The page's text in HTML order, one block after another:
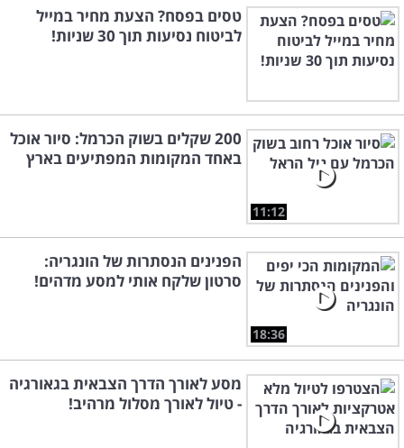
טסים בפסח? הצעת מחיר במייל
לביטוח נסיעות תוך 30 שניות!
11:12
200 שקלים בשוק הכרמל: סיור אוכל
באחד המקומות המפתיעים בארץ
18:36
הפנינים הנסתרות של הונגריה:
סרטון שלקח אותי למסע מדהים!
מסע לאורך הדרך הצבאית בגאורגיה
- טיול לאורך מסלול מרהיב!